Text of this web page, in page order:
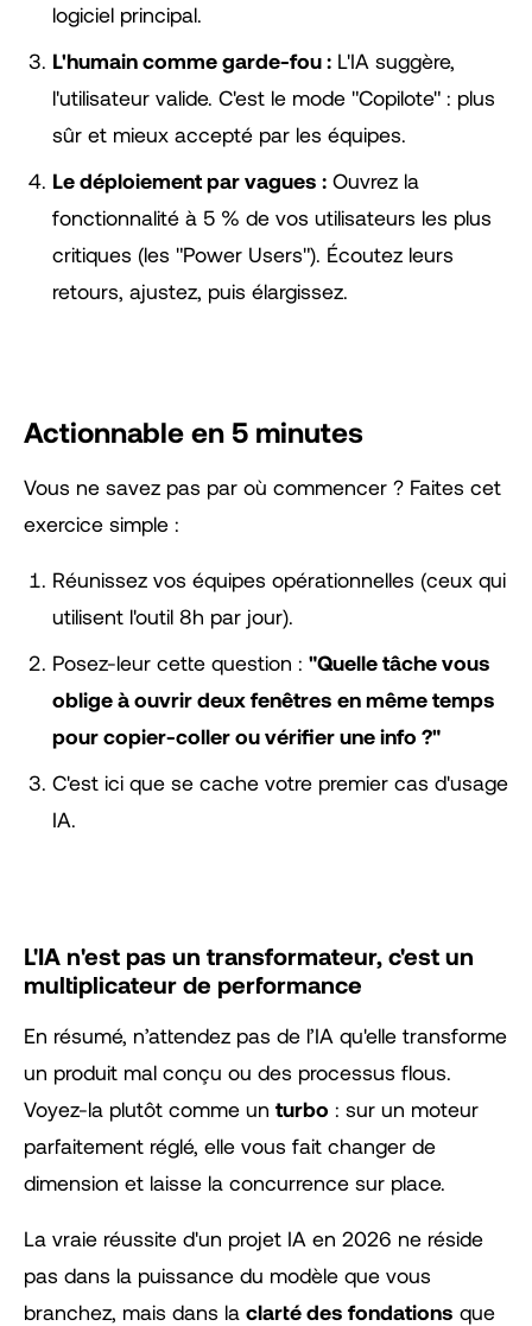
logiciel principal.
L'humain comme garde-fou : L'IA suggère,
l'utilisateur valide. C'est le mode "Copilote" : plus
sûr et mieux accepté par les équipes.
Le déploiement par vagues : Ouvrez la
fonctionnalité à 5 % de vos utilisateurs les plus
critiques (les "Power Users"). Écoutez leurs
retours, ajustez, puis élargissez.
Actionnable en 5 minutes
Vous ne savez pas par où commencer ? Faites cet
exercice simple :
Réunissez vos équipes opérationnelles (ceux qui
utilisent l'outil 8h par jour).
Posez-leur cette question : "Quelle tâche vous
oblige à ouvrir deux fenêtres en même temps
pour copier-coller ou vérifier une info ?"
C'est ici que se cache votre premier cas d'usage
IA.
L'IA n'est pas un transformateur, c'est un
multiplicateur de performance
En résumé, n’attendez pas de l’IA qu'elle transforme
un produit mal conçu ou des processus flous.
Voyez-la plutôt comme un turbo : sur un moteur
parfaitement réglé, elle vous fait changer de
dimension et laisse la concurrence sur place.
La vraie réussite d'un projet IA en 2026 ne réside
pas dans la puissance du modèle que vous
branchez, mais dans la clarté des fondations que